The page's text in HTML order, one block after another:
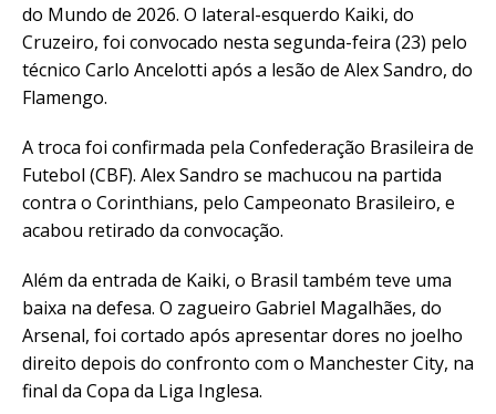
do Mundo de 2026. O lateral-esquerdo Kaiki, do
Cruzeiro, foi convocado nesta segunda-feira (23) pelo
técnico Carlo Ancelotti após a lesão de Alex Sandro, do
Flamengo.
A troca foi confirmada pela Confederação Brasileira de
Futebol (CBF). Alex Sandro se machucou na partida
contra o Corinthians, pelo Campeonato Brasileiro, e
acabou retirado da convocação.
Além da entrada de Kaiki, o Brasil também teve uma
baixa na defesa. O zagueiro Gabriel Magalhães, do
Arsenal, foi cortado após apresentar dores no joelho
direito depois do confronto com o Manchester City, na
final da Copa da Liga Inglesa.